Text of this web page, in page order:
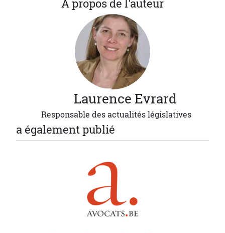
A propos de l'auteur
Laurence Evrard
Responsable des actualités législatives
a également publié